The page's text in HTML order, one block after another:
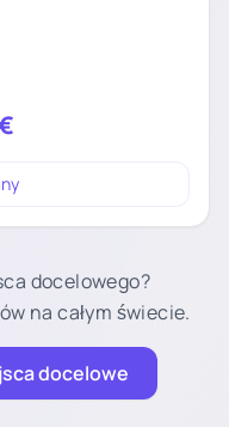
docelowego?
na całym świecie.
docelowe